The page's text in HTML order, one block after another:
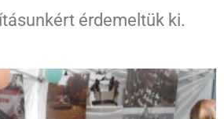
érdemeltük ki.